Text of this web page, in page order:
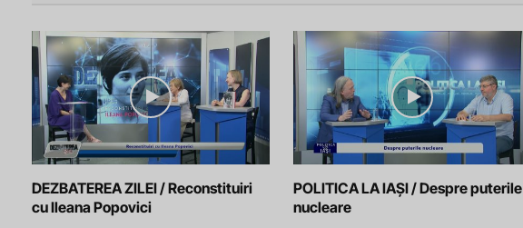
DEZBATEREA ZILEI / Reconstituiri
cu Ileana Popovici
POLITICA LA IAȘI / Despre puterile
nucleare